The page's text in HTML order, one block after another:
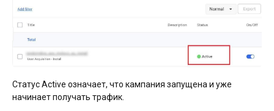
Статус Active означает, что кампания запущена и уже
начинает получать трафик.